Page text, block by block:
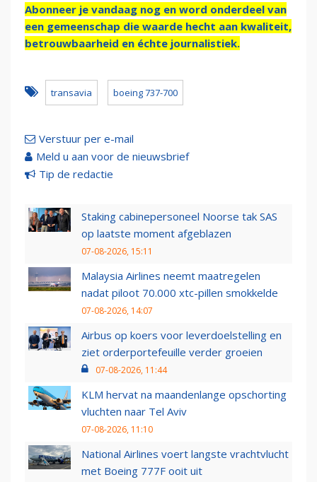
Abonneer je vandaag nog en word onderdeel van
een gemeenschap die waarde hecht aan kwaliteit,
betrouwbaarheid en échte journalistiek.
transavia boeing 737-700
Verstuur per e-mail
Meld u aan voor de nieuwsbrief
Tip de redactie
Staking cabinepersoneel Noorse tak SAS
op laatste moment afgeblazen
07-08-2026, 15:11
Malaysia Airlines neemt maatregelen
nadat piloot 70.000 xtc-pillen smokkelde
07-08-2026, 14:07
Airbus op koers voor leverdoelstelling en
ziet orderportefeuille verder groeien
07-08-2026, 11:44
KLM hervat na maandenlange opschorting
vluchten naar Tel Aviv
07-08-2026, 11:10
National Airlines voert langste vrachtvlucht
met Boeing 777F ooit uit